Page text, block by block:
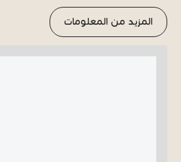
المزيد من المعلومات